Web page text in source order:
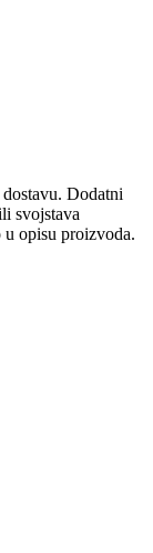
Dodatni
svojstava
opisu proizvoda.